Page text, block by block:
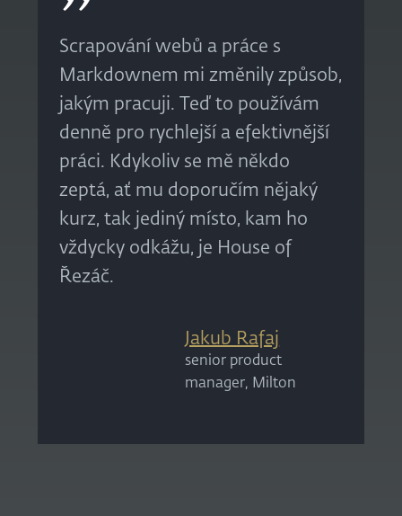
Scrapování webů a práce s
Markdownem mi změnily způsob,
jakým pracuji. Teď to používám
denně pro rychlejší a efektivnější
práci. Kdykoliv se mě někdo
zeptá, ať mu doporučím nějaký
kurz, tak jediný místo, kam ho
vždycky odkážu, je House of
Řezáč.
Jakub Rafaj
senior product
manager, Milton